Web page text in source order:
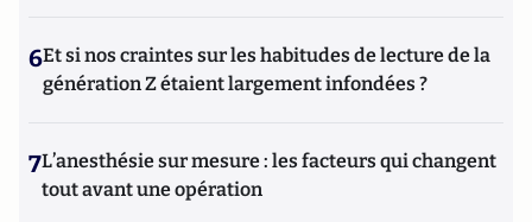
6Et si nos craintes sur les habitudes de lecture de la
génération Z étaient largement infondées ?
7L’anesthésie sur mesure : les facteurs qui changent
tout avant une opération